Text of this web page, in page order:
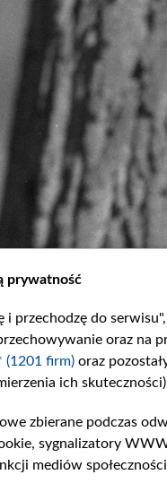
się Bronisław Cieślak, aktor
prywatność
i przechodzę do
oraz na
(1201 firm) oraz
ich
zbierane podczas
sygnalizatory
mediów